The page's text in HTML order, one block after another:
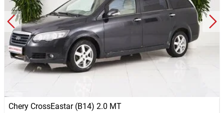
Chery CrossEastar (B14) 2.0 MT